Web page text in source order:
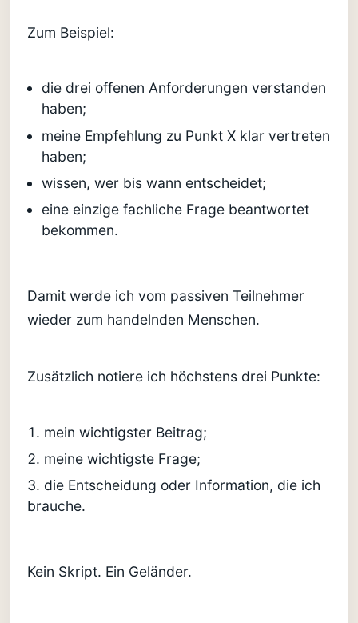
Zum Beispiel:
die drei offenen Anforderungen verstanden
haben;
meine Empfehlung zu Punkt X klar vertreten
haben;
wissen, wer bis wann entscheidet;
eine einzige fachliche Frage beantwortet
bekommen.
Damit werde ich vom passiven Teilnehmer
wieder zum handelnden Menschen.
Zusätzlich notiere ich höchstens drei Punkte:
mein wichtigster Beitrag;
meine wichtigste Frage;
die Entscheidung oder Information, die ich
brauche.
Kein Skript. Ein Geländer.